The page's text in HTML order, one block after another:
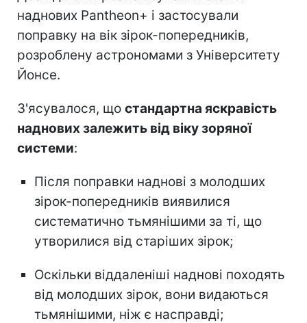
наднових Pantheon+ і застосували
поправку на вік зірок-попередників,
розроблену астрономами з Університету
Йонсе.
З'ясувалося, що стандартна яскравість
наднових залежить від віку зоряної
системи:
Після поправки наднові з молодших
зірок-попередників виявилися
систематично тьмянішими за ті, що
утворилися від старіших зірок;
Оскільки віддаленіші наднові походять
від молодших зірок, вони видаються
тьмянішими, ніж є насправді;